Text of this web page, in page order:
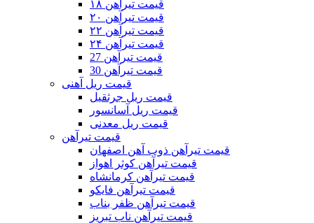
قیمت تیرآهن ۱۸
قیمت تیرآهن ۲۰
قیمت تیرآهن ۲۲
قیمت تیرآهن ۲۴
قیمت تیرآهن 27
قیمت تیرآهن 30
قیمت ریل آهنی
قیمت ریل جرثقیل
قیمت ریل آسانسور
قیمت ریل معدنی
قیمت تیرآهن
قیمت تیرآهن ذوب آهن اصفهان
قیمت تیرآهن کوثر اهواز
قیمت تیرآهن کرمانشاه
قیمت تیرآهن فایکو
قیمت تیرآهن ظفر بناب
قیمت تیرآهن ناب تبریز